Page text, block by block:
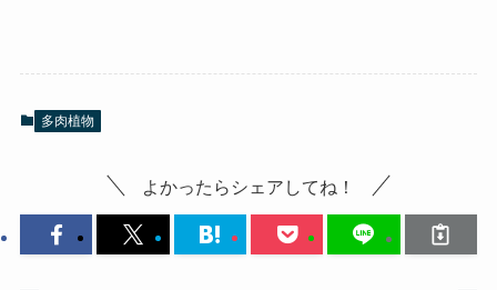
多肉植物
よかったらシェアしてね！